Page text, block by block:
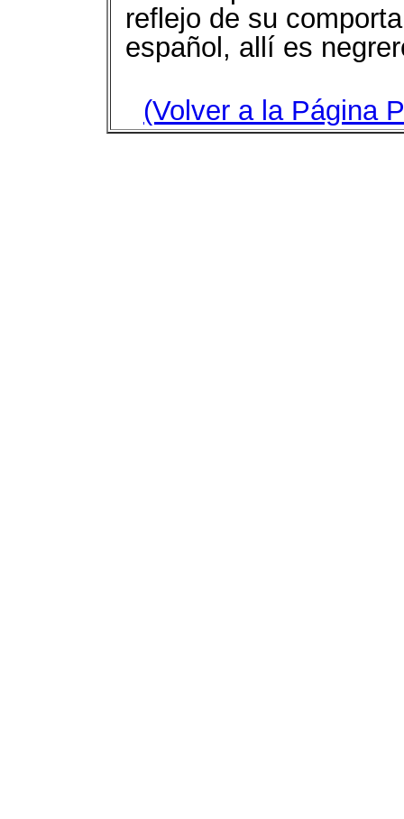
reflejo de su
español, allí es
(Volver a la Página